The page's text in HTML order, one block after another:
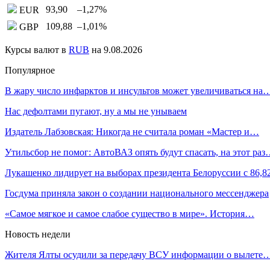
EUR
93,90 –1,27%
GBP
109,88 –1,01%
Курсы валют в RUB на 9.08.2026
Популярное
В жару число инфарктов и инсультов может увеличиваться
Нас дефолтами пугают, ну а мы не унываем
Издатель Лабзовская: Никогда не считала роман «Мастер и…
Утильсбор не помог: АвтоВАЗ опять будут спасать, на этот
Лукашенко лидирует на выборах президента Белоруссии с
Госдума приняла закон о создании национального мессенджера
«Самое мягкое и самое слабое существо в мире». История…
Новость недели
Жителя Ялты осудили за передачу ВСУ информации о